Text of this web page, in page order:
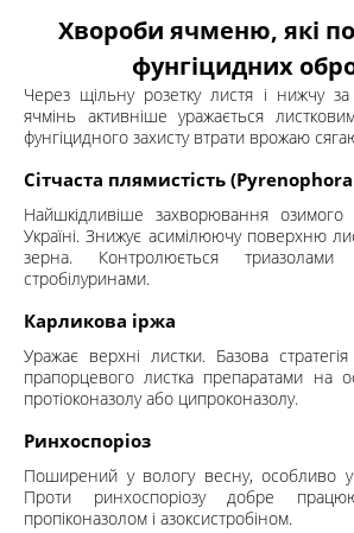
Хвороби ячменю, які
фунгіцидних
Через щільну розетку листя і нижчу
ячмінь активніше уражається
фунгіцидного захисту втрати врожаю
Сітчаста плямистість
Найшкідливіше захворювання
Україні. Знижує асимілюючу поверхню
зерна. Контролюється
стробілуринами.
Карликова іржа
Уражає верхні листки. Базова
прапорцевого листка препаратами на
протіоконазолу або ципроконазолу.
Ринхоспоріоз
Поширений у вологу весну, особливо у
Проти ринхоспоріозу добре
пропіконазолом і азоксистробіном.